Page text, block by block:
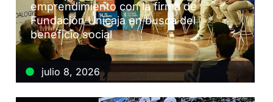
emprendimiento con la firma de
Fundación Unicaja en busca del
beneficio social
julio 8, 2026